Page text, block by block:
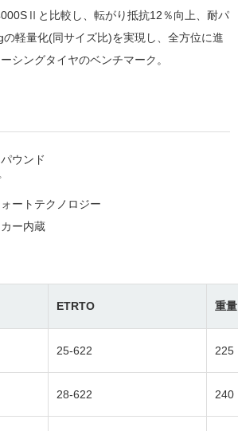
と比較し、転がり抵抗12％向上、耐パ
軽量化(同サイズ比)を実現し、全方位に進
シングタイヤのベンチマーク。
ウンド
ートテクノロジー
ー内蔵
ETRTO 重
25-622 225
28-622 240